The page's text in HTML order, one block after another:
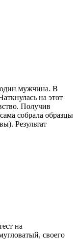
мужчина. В
на этот
Получив
собрала образцы
Результат
на
своего